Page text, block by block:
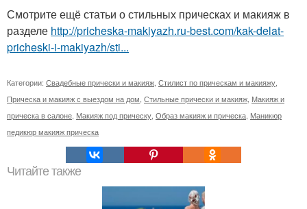
Смотрите ещё статьи о стильных прическах и макияж в
разделе http://pricheska-makiyazh.ru-best.com/kak-delat-
pricheski-i-makiyazh/sti...
Категории: Свадебные прически и макияж Стилист по прическам и макияжу
Прическа и макияж с выездом на дом Стильные прически и макияж Макияж и
прическа в салоне Макияж под прическу Образ макияж и прическа Маникюр
педикюр макияж прическа
Читайте также